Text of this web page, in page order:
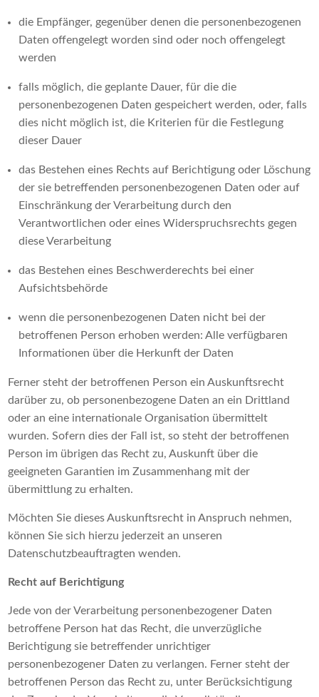
die Empfänger, gegenüber denen die personenbezogenen
Daten offengelegt worden sind oder noch offengelegt
werden
falls möglich, die geplante Dauer, für die die
personenbezogenen Daten gespeichert werden, oder, falls
dies nicht möglich ist, die Kriterien für die Festlegung
dieser Dauer
das Bestehen eines Rechts auf Berichtigung oder Löschung
der sie betreffenden personenbezogenen Daten oder auf
Einschränkung der Verarbeitung durch den
Verantwortlichen oder eines Widerspruchsrechts gegen
diese Verarbeitung
das Bestehen eines Beschwerderechts bei einer
Aufsichtsbehörde
wenn die personenbezogenen Daten nicht bei der
betroffenen Person erhoben werden: Alle verfügbaren
Informationen über die Herkunft der Daten
Ferner steht der betroffenen Person ein Auskunftsrecht
darüber zu, ob personenbezogene Daten an ein Drittland
oder an eine internationale Organisation übermittelt
wurden. Sofern dies der Fall ist, so steht der betroffenen
Person im übrigen das Recht zu, Auskunft über die
geeigneten Garantien im Zusammenhang mit der
übermittlung zu erhalten.
Möchten Sie dieses Auskunftsrecht in Anspruch nehmen,
können Sie sich hierzu jederzeit an unseren
Datenschutzbeauftragten wenden.
Recht auf Berichtigung
Jede von der Verarbeitung personenbezogener Daten
betroffene Person hat das Recht, die unverzügliche
Berichtigung sie betreffender unrichtiger
personenbezogener Daten zu verlangen. Ferner steht der
betroffenen Person das Recht zu, unter Berücksichtigung